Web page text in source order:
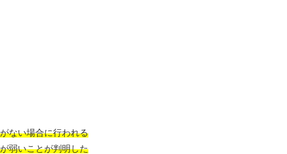
ない場合に行われる
弱いことが判明した